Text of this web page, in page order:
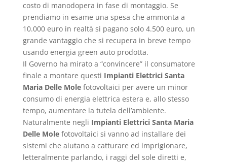
costo di manodopera in fase di montaggio. Se
prendiamo in esame una spesa che ammonta a
10.000 euro in realtà si pagano solo 4.500 euro, un
grande vantaggio che si recupera in breve tempo
usando energia green auto prodotta.
Il Governo ha mirato a “convincere” il consumatore
finale a montare questi Impianti Elettrici Santa
Maria Delle Molefotovoltaici per avere un minor
consumo di energia elettrica estera e, allo stesso
tempo, aumentare la tutela dell’ambiente.
Naturalmente negli Impianti Elettrici Santa Maria
Delle Molefotovoltaici si vanno ad installare dei
sistemi che aiutano a catturare ed imprigionare,
letteralmente parlando, i raggi del sole diretti e,